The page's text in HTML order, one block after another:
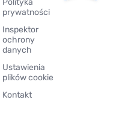
prywatności
Inspektor
ochrony
danych
Ustawienia
plików cookie
Kontakt